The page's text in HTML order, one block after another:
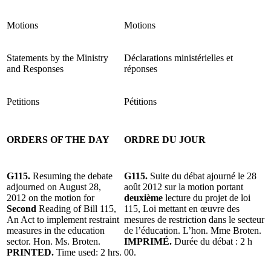
Motions Motions
Statements by the Ministry
and Responses
Déclarations ministérielles et
réponses
Petitions Pétitions
ORDERS OF THE DAY ORDRE DU JOUR
G115. Resuming the debate
adjourned on August 28,
2012 on the motion for
Second Reading of Bill 115,
An Act to implement restraint
measures in the education
sector. Hon. Ms. Broten.
PRINTED. Time used: 2 hrs.
G115. Suite du débat ajourné le 28
août 2012 sur la motion portant
deuxième lecture du projet de loi
115, Loi mettant en œuvre des
mesures de restriction dans le secteur
de l’éducation. L’hon. Mme Broten.
IMPRIMÉ. Durée du débat : 2 h
00.